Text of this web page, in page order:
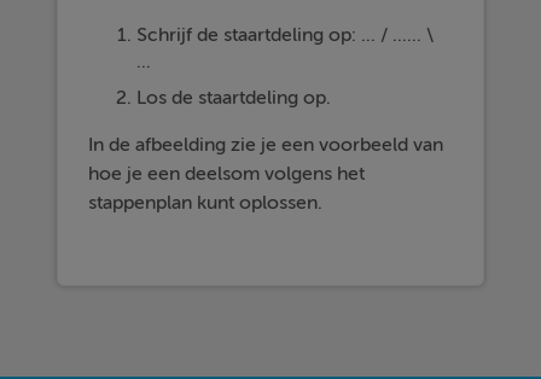
Schrijf de staartdeling op: ... / ...... \
...
Los de staartdeling op.
In de afbeelding zie je een voorbeeld van
hoe je een deelsom volgens het
stappenplan kunt oplossen.